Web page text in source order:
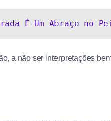
É Um Abraço no
a não ser interpretações